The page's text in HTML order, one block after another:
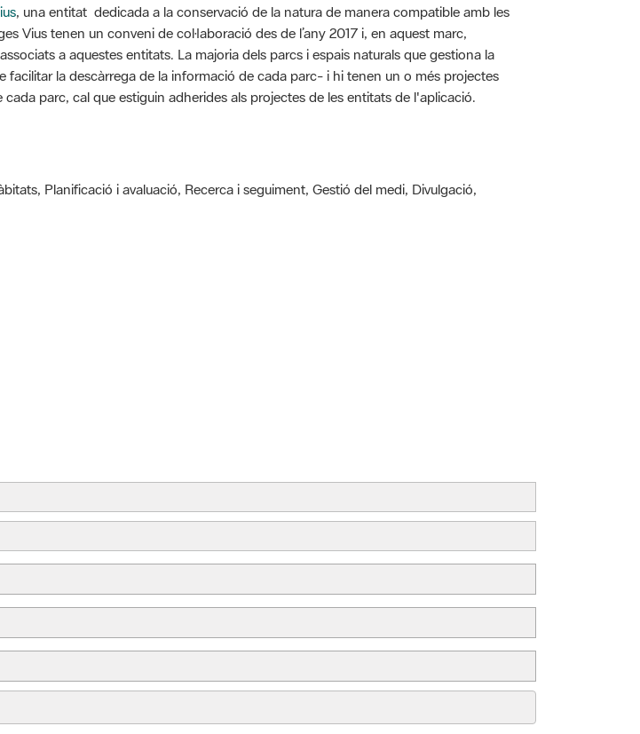
Vius tenen un conveni de col·laboració des de l’any 2017 i, en aquest marc,
a aquestes entitats. La majoria dels parcs i espais naturals que gestiona la
la descàrrega de la informació de cada parc- i hi tenen un o més projectes
parc, cal que estiguin adherides als projectes de les entitats de l'aplicació.